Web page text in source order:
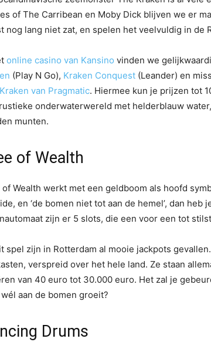
of The Carribean en Moby Dick blijven we er
nog lang niet zat, en spelen het veelvuldig in de
online casino van Kansino vinden we
(Play N Go), Kraken Conquest (Leander) en
van Pragmatic. Hiermee kun je prijzen tot
onderwaterwereld met helderblauw
munten.
of Wealth
of Wealth werkt met een geldboom als hoofd
en ‘de bomen niet tot aan de hemel’, dan
zijn er 5 slots, die een voor een tot
spel zijn in Rotterdam al mooie jackpots
verspreid over het hele land. Ze staan
van 40 euro tot 30.000 euro. Het zal je
aan de bomen groeit?
Drums